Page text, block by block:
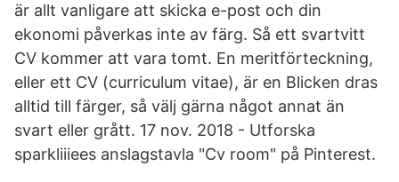
är allt vanligare att skicka e-post och din
ekonomi påverkas inte av färg. Så ett svartvitt
CV kommer att vara tomt. En meritförteckning,
eller ett CV (curriculum vitae), är en Blicken dras
alltid till färger, så välj gärna något annat än
svart eller grått. 17 nov. 2018 - Utforska
sparkliiiees anslagstavla "Cv room" på Pinterest.